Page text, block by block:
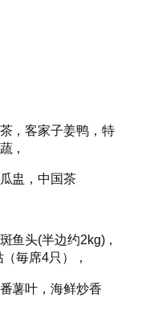
，客家子姜鸭，特
，
盅，中国茶
鱼头(半边约2kg)，
毎席4只），
薯叶，海鲜炒香